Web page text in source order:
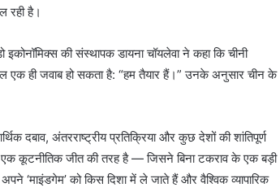
रही है।
इकोनॉमिक्स की संस्थापक डायना चॉयलेवा ने कहा कि चीनी
एक ही जवाब हो सकता है: “हम तैयार हैं।” उनके अनुसार चीन के
दबाव, अंतरराष्ट्रीय प्रतिक्रिया और कुछ देशों की शांतिपूर्ण
कूटनीतिक जीत की तरह है — जिसने बिना टकराव के एक बड़ी
‘माइंडगेम’ को किस दिशा में ले जाते हैं और वैश्विक व्यापारिक